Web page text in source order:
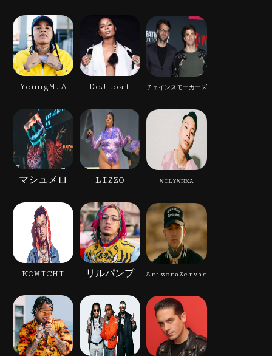
YoungM.A DeJLoaf チェインスモーカーズ
マシュメロ LIZZO WILYWNKA
KOWICHI リルパンプ ArizonaZervas